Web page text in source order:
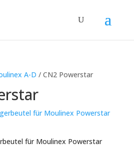
A-D / CN2 Powerstar
für Moulinex Powerstar